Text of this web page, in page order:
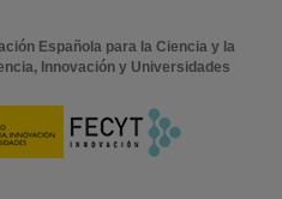
Española para la Ciencia y la
Innovación y Universidades